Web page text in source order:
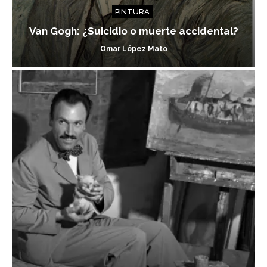
PINTURA
Van Gogh: ¿Suicidio o muerte accidental?
Omar López Mato